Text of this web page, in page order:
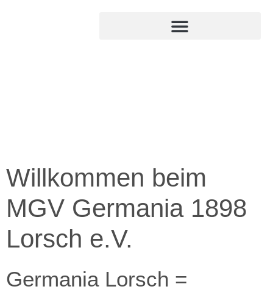
Willkommen beim
MGV Germania 1898
Lorsch e.V.
Germania Lorsch =